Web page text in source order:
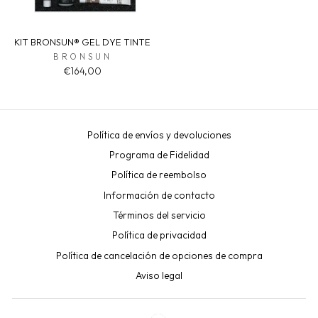
KIT BRONSUN® GEL DYE TINTE
BRONSUN
€164,00
Política de envíos y devoluciones
Programa de Fidelidad
Política de reembolso
Información de contacto
Términos del servicio
Política de privacidad
Política de cancelación de opciones de compra
Aviso legal